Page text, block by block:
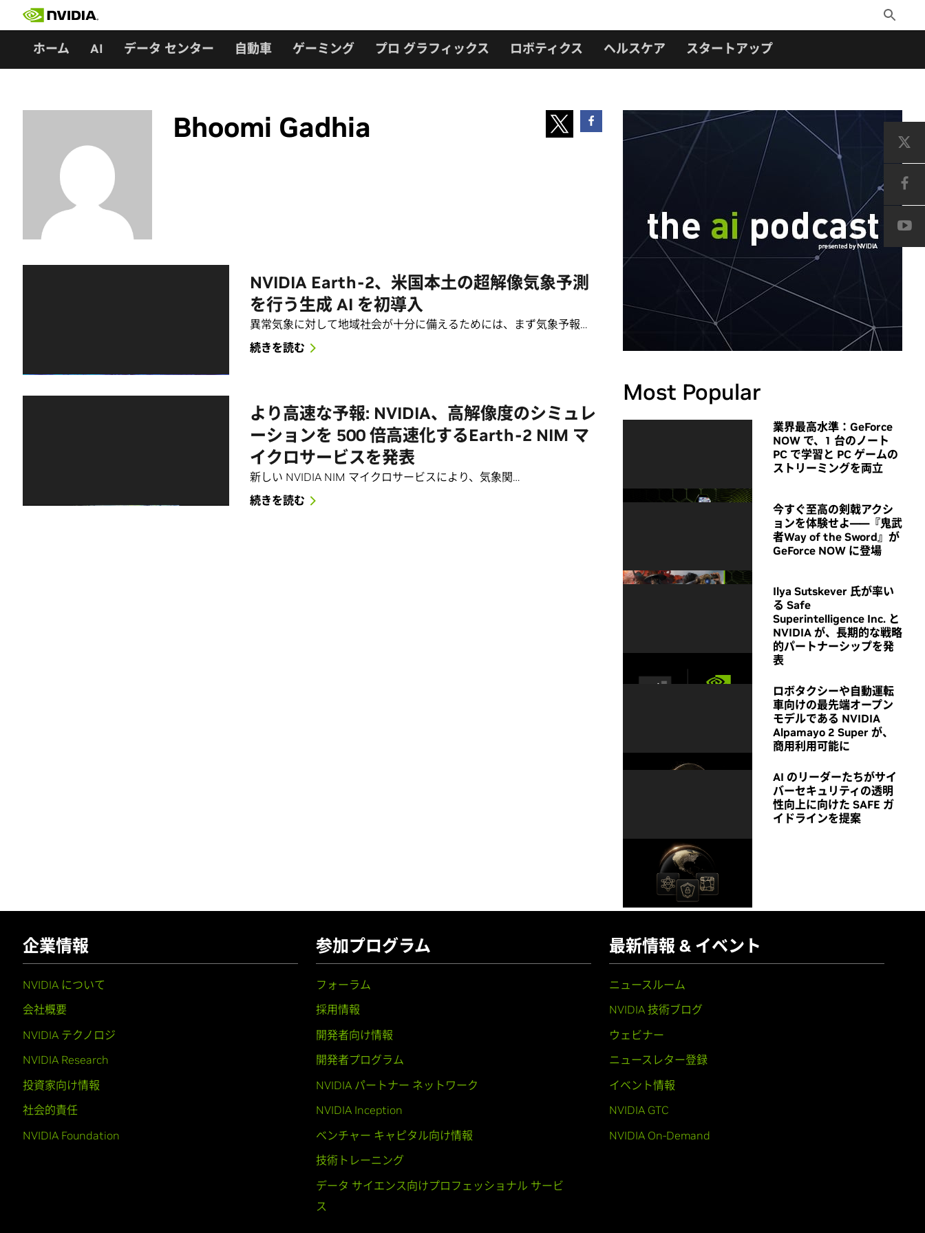
Toggle
Search
ホーム AI データ センター 自動車 ゲーミング プロ グラフィックス ロボティクス ヘルスケア スタートアップ
Bhoomi Gadhia
NVIDIA Earth-2、米国本土の超解像気象予測
を行う生成 AI を初導入
異常気象に対して地域社会が十分に備えるためには、まず気象予報…
続きを読む
より高速な予報: NVIDIA、高解像度のシミュレ
ーションを 500 倍高速化するEarth-2 NIM マ
イクロサービスを発表
新しい NVIDIA NIM マイクロサービスにより、気象関…
続きを読む
Most Popular
業界最高水準：GeForce
NOW で、1 台のノート
PC で学習と PC ゲームの
ストリーミングを両立
今すぐ至高の剣戟アクシ
ョンを体験せよ――『鬼武
者Way of the Sword』が
GeForce NOW に登場
Ilya Sutskever 氏が率い
る Safe
Superintelligence Inc. と
NVIDIA が、長期的な戦略
的パートナーシップを発
表
ロボタクシーや自動運転
車向けの最先端オープン
モデルである NVIDIA
Alpamayo 2 Super が、
商用利用可能に
AI のリーダーたちがサイ
バーセキュリティの透明
性向上に向けた SAFE ガ
イドラインを提案
企業情報
NVIDIA について
会社概要
NVIDIA テクノロジ
NVIDIA Research
投資家向け情報
社会的責任
NVIDIA Foundation
参加プログラム
フォーラム
採用情報
開発者向け情報
開発者プログラム
NVIDIA パートナー ネットワーク
NVIDIA Inception
ベンチャー キャピタル向け情報
技術トレーニング
データ サイエンス向けプロフェッショナル サービ
ス
最新情報 & イベント
ニュースルーム
NVIDIA 技術ブログ
ウェビナー
ニュースレター登録
イベント情報
NVIDIA GTC
NVIDIA On-Demand